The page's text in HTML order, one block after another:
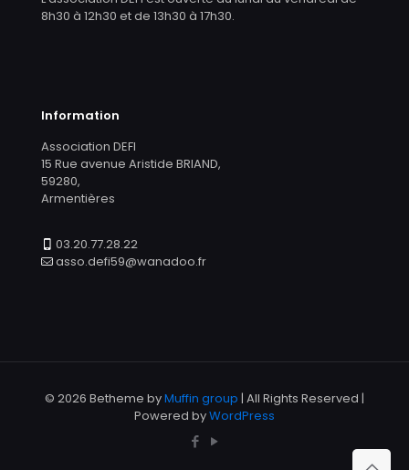
8h30 à 12h30 et de 13h30 à 17h30.
Information
Association DEFI
15 Rue avenue Aristide BRIAND,
59280,
Armentières
03.20.77.28.22
asso.defi59@wanadoo.fr
© 2026 Betheme byMuffin group | All Rights Reserved |
Powered byWordPress